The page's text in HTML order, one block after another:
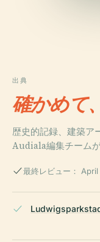
出典
確かめて
歴史的記録、建築ア
Audiala編集チーム
最終レビュー：